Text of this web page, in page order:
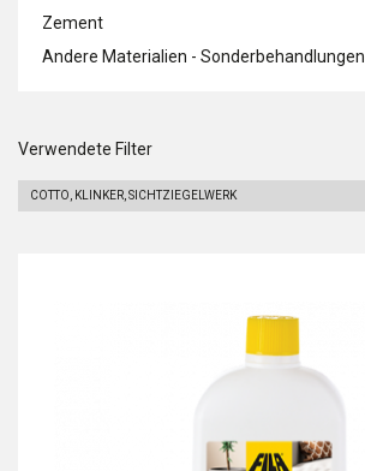
Zement
Andere Materialien - Sonderbehandlungen
Verwendete Filter
COTTO, KLINKER, SICHTZIEGELWERK